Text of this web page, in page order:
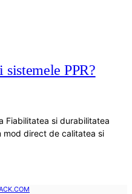
sistemele PPR?
Fiabilitatea si durabilitatea
mod direct de calitatea si